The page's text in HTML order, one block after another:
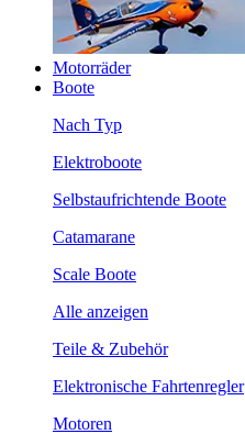
Motorräder
Boote
Nach Typ
Elektroboote
Selbstaufrichtende Boote
Catamarane
Scale Boote
Alle anzeigen
Teile & Zubehör
Elektronische Fahrtenregler
Motoren